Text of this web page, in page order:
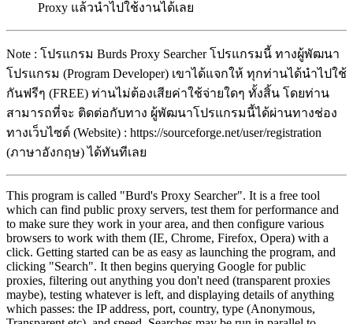
Proxy แล้วนำไปใช้งานได้เลย
Note : โปรแกรม Burds Proxy Searcher โปรแกรมนี้ ทางผู้พัฒนา
โปรแกรม (Program Developer) เขาได้แจกให้ ทุกท่านได้นำไปใช้
กันฟรีๆ (FREE) ท่านไม่ต้องเสียค่าใช้จ่ายใดๆ ทั้งสิ้น โดยท่าน
สามารถที่จะ ติดต่อกับทาง ผู้พัฒนาโปรแกรมนี้ได้ผ่านทางช่อง
ทางเว็บไซต์ (Website) : https://sourceforge.net/user/registration
(ภาษาอังกฤษ) ได้ทันทีเลย
This program is called "Burd's Proxy Searcher". It is a free tool
which can find public proxy servers, test them for performance and
to make sure they work in your area, and then configure various
browsers to work with them (IE, Chrome, Firefox, Opera) with a
click. Getting started can be as easy as launching the program, and
clicking "Search". It then begins querying Google for public
proxies, filtering out anything you don't need (transparent proxies
maybe), testing whatever is left, and displaying details of anything
which passes: the IP address, port, country, type (Anonymous,